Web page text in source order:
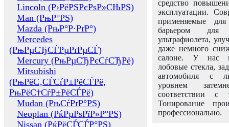
Lincoln (Р›РёРЅРєРѕР»СЊРЅ)
Man (РњР°РЅ)
Mazda (РњР°Р·РґР°)
Mercedes
(РњРµСЂСЃРµРґРµСЃ)
Mercury (РњРµСЂРєСѓСЂРё)
Mitsubishi
(РњРёС‚СЃСѓР±РёСЃРё,
РњРёС†СѓР±РёСЃРё)
Mudan (РњСѓРґР°РЅ)
Neoplan (РќРµРѕРїР»Р°РЅ)
Nissan (РќРёСЃСЃР°РЅ)
средство
эксплуатации.
применяемые
барьером для
ультрафиолета,
даже немного
салоне. У нас
лобовые стекла,
автомобиля с
уровнем
соответствии с
Тонирование
профессионально.